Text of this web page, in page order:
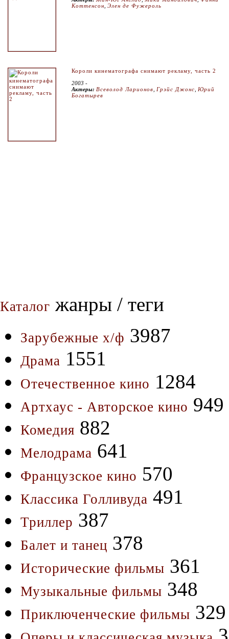
Коттенсон Элен де Фужероль
Короли кинематографа снимают рекламу, часть 2
2003 -
Актеры: Всеволод Ларионов Грэйс Джонс
Юрий
Богатырев
Каталог жанры / теги
Зарубежные х/ф 3987
Драма 1551
Отечественное кино 1284
Артхаус - Авторское кино 949
Комедия 882
Мелодрама 641
Французское кино 570
Классика Голливуда 491
Триллер 387
Балет и танец 378
Исторические фильмы 361
Музыкальные фильмы 348
Приключенческие фильмы 329